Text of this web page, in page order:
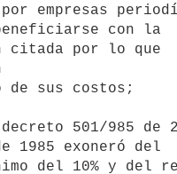
empresas
con la
citada por lo que
de sus costos;
501/985 de
1985 exoneró del
del 10% y del